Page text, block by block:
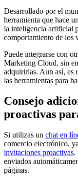
Desarrollado por el
herramienta que hace
la inteligencia artificial
comportamiento de los
Puede integrarse con
Marketing Cloud, sin
adquirirlas. Aun así, es
las herramientas para
Consejo
proactivas
Si utilizas un chat en
comercio electrónico,
invitaciones proactivas.
enviados
páginas.